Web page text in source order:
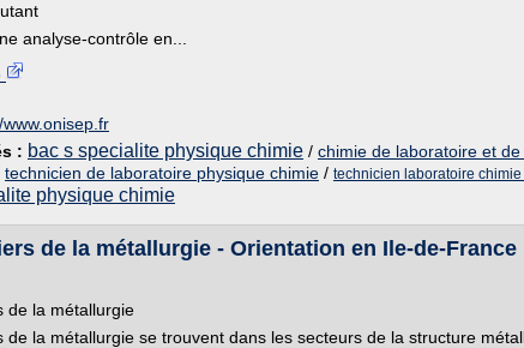
analyse-contrôle en...
: bac s specialite physique chimie / chimie de laboratoire et
technicien de laboratoire physique chimie / technicien laboratoire
physique chimie
de la métallurgie - Orientation en Ile-de-France
de la métallurgie
de la métallurgie se trouvent dans les secteurs de la structure